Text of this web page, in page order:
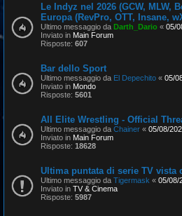
Le Indyz nel 2026 (GCW, MLW,
Europa (RevPro, OTT, Insane,
Ultimo messaggio da Darth_Dario « 05/
Inviato in Main Forum
Risposte: 607
Bar dello Sport
Ultimo messaggio da El Depechito « 05/
Inviato in Mondo
Risposte: 5601
All Elite Wrestling - Official
Ultimo messaggio da Chainer « 05/08/
Inviato in Main Forum
Risposte: 18628
Ultima puntata di serie TV vista
Ultimo messaggio da Tigermask « 05/08/
Inviato in TV & Cinema
Risposte: 5987